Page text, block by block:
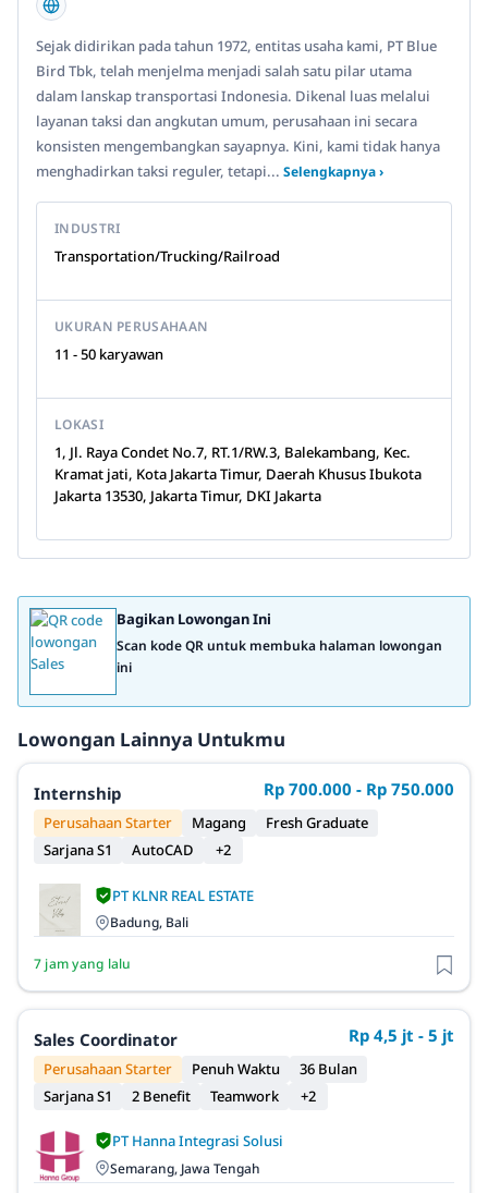
Sejak didirikan pada tahun 1972, entitas usaha kami, PT Blue
Bird Tbk, telah menjelma menjadi salah satu pilar utama
dalam lanskap transportasi Indonesia. Dikenal luas melalui
layanan taksi dan angkutan umum, perusahaan ini secara
konsisten mengembangkan sayapnya. Kini, kami tidak hanya
menghadirkan taksi reguler, tetapi... Selengkapnya ›
INDUSTRI
Transportation/Trucking/Railroad
UKURAN PERUSAHAAN
11 - 50 karyawan
LOKASI
1, Jl. Raya Condet No.7, RT.1/RW.3, Balekambang, Kec.
Kramat jati, Kota Jakarta Timur, Daerah Khusus Ibukota
Jakarta 13530, Jakarta Timur, DKI Jakarta
Bagikan Lowongan Ini
Scan kode QR untuk membuka halaman lowongan
ini
Lowongan Lainnya Untukmu
Internship Rp 700.000 - Rp 750.000
Perusahaan Starter Magang
Fresh Graduate
Sarjana S1
AutoCAD +2
PT KLNR REAL ESTATE
Badung, Bali
7 jam yang lalu
Sales Coordinator Rp 4,5 jt - 5 jt
Perusahaan Starter Penuh Waktu
36 Bulan
Sarjana S1
2 Benefit Teamwork +2
PT Hanna Integrasi Solusi
Semarang, Jawa Tengah